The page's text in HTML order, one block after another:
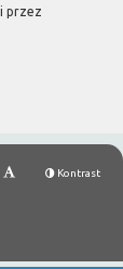
przez
Kontrast